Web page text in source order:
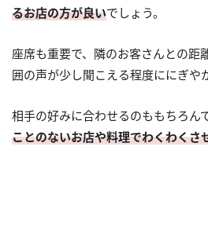
るお店の方が良いでしょう。
座席も重要で、隣のお客さんとの距
囲の声が少し聞こえる程度ににぎや
相手の好みに合わせるのももちろん
ことのないお店や料理でわくわくさ